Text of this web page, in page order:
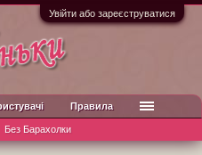
Увійти або зареєструватися
Без Барахолки
Правила